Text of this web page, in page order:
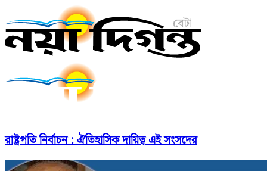
রাষ্ট্রপতি নির্বাচন : ঐতিহাসিক দায়িত্ব এই সংসদের